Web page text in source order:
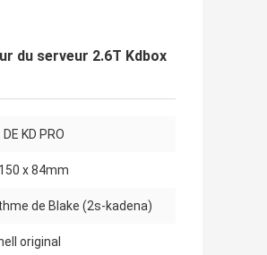
du serveur 2.6T Kdbox
DE KD PRO
x 84mm
de Blake (2s-kadena)
original